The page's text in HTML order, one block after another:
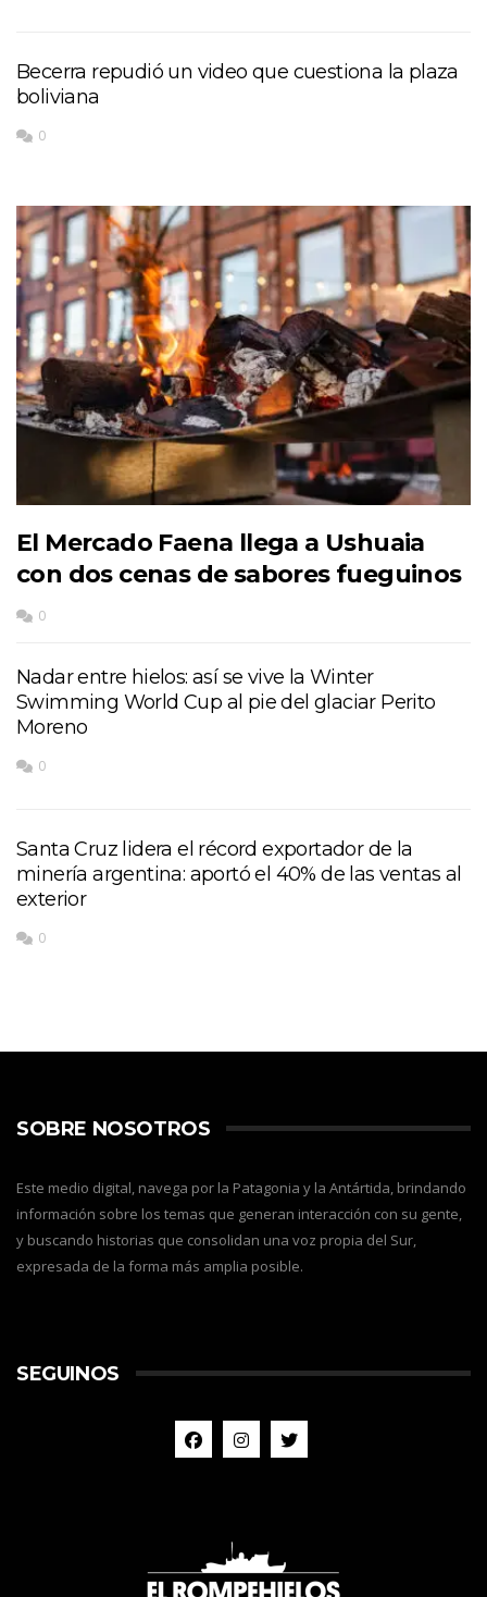
Becerra repudió un video que cuestiona la plaza
boliviana
0
El Mercado Faena llega a Ushuaia
con dos cenas de sabores fueguinos
0
Nadar entre hielos: así se vive la Winter
Swimming World Cup al pie del glaciar Perito
Moreno
0
Santa Cruz lidera el récord exportador de la
minería argentina: aportó el 40% de las ventas al
exterior
0
SOBRE NOSOTROS
Este medio digital, navega por la Patagonia y la Antártida, brindando
información sobre los temas que generan interacción con su gente,
y buscando historias que consolidan una voz propia del Sur,
expresada de la forma más amplia posible.
SEGUINOS